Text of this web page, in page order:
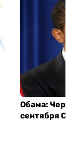
Обама:
сентября